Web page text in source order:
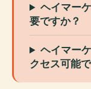
ヘイマー
要ですか？
ヘイマー
クセス可能